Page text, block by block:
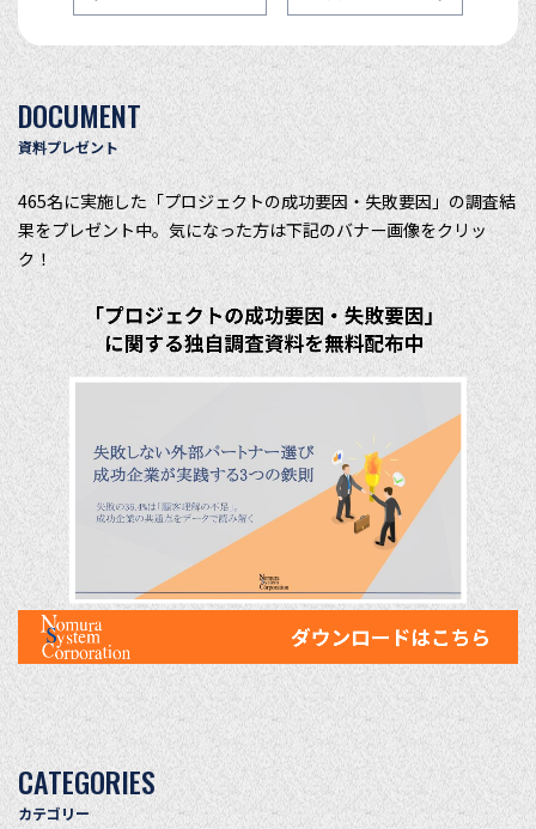
DOCUMENT
資料プレゼント
465名に実施した「プロジェクトの成功要因・失敗要因」の調査結
果をプレゼント中。気になった方は下記のバナー画像をクリッ
ク！
CATEGORIES
カテゴリー